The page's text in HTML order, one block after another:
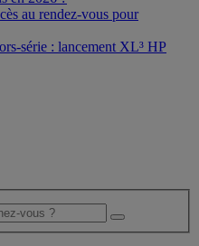
au rendez-vous pour
série : lancement XL³ HP